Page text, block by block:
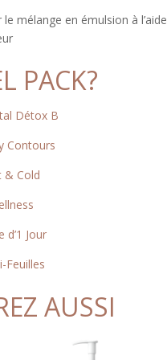
mélange en émulsion à l’aide
PACK?
Détox B
Contours
& Cold
d’1 Jour
Feuilles
AUSSI